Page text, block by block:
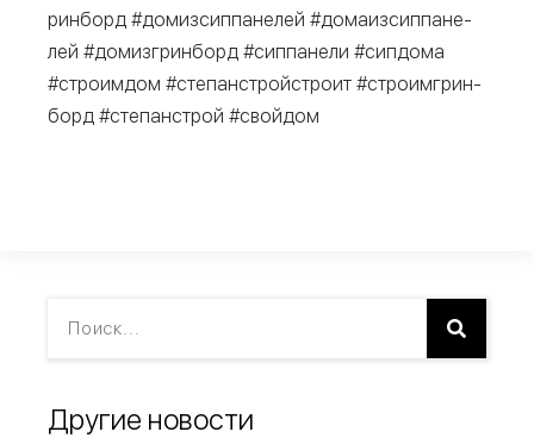
рин­борд #домиз­сип­па­не­лей #дома­из­сип­па­не­
лей #домиз­г­рин­борд #сип­па­не­ли #сип­до­ма
#стро­им­дом #сте­пан­строй­стро­ит #стро­им­грин­
борд #сте­пан­строй #свой­дом
Другие новости